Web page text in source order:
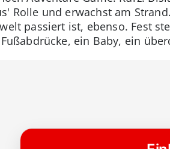
Rolle und erwachst am
passiert ist, ebenso. Fest
ein Baby, ein